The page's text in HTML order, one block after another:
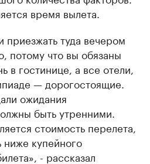
время вылета.
приезжать туда вечером
потому что вы обязаны
в гостинице, а все отели,
— дорогостоящие.
ожидания
быть утренними.
стоимость перелета,
ниже купейного
- рассказал